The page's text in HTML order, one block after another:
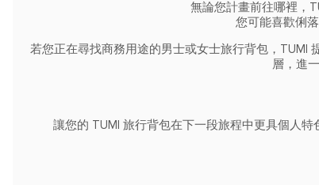
無論您計畫前往哪裡，
您可能喜歡俐
若您正在尋找商務用途的男士或女士旅行背包，TUMI
層，進
讓您的 TUMI 旅行背包在下一段旅程中更具個人